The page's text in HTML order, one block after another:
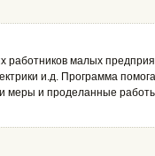
работников малых
и.д. Программа
меры и проделанные